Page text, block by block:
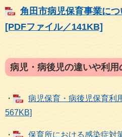
角田市病児保育事業につ
[PDFファイル／141KB]
病児・病後児の違いや利用
・
病児保育・病後児保育利
567KB]
・
保育所における感染症対